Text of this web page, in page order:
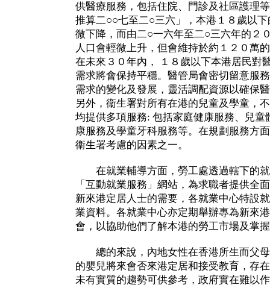
供醫療服務，包括住院、門診及社區護理
推算二○○七至二○三六」，本港１８歲以
微下降，而由二○一六年至二○三六年的２
人口會輕微上升，但會維持於約１２０萬
在未來３０年內， １８歲以下本港居民對
需求將會保持平穩。醫管局會密切留意服
需求的變化及發展，靈活調配資源以確保
另外，衞生署對所有在港的兒童及學童，
均提供多項服務: 包括家庭健康服務、兒
康服務及學童牙科服務等。在規劃服務方
衞生署考慮的因素之一。
在就業輔導方面，勞工處透過轄下的就
「互動就業服務」網站，為求職者提供全
新來港定居人士的需要，各就業中心特設
業資料。各就業中心亦定期舉辦專為新來
會，以協助他們了解本港的勞工市場及掌
總的來說，內地女性在香港所生而父母
的嬰兒將來會否來港定居和接受教育，存
未有實質的趨勢可供參考，政府實在難以